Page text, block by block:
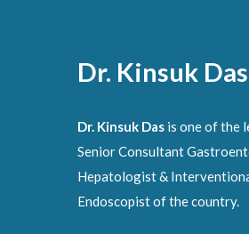
Dr. Kinsuk Das
Dr. Kinsuk Das is one of the
Senior Consultant
Hepatologist &
Endoscopist of the country.